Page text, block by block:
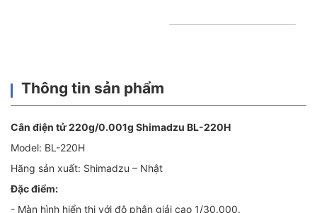
Thông tin sản phẩm
Cân điện tử 220g/0.001g Shimadzu BL-220H
Model: BL-220H
Hãng sản xuất: Shimadzu – Nhật
Đặc điểm:
- Màn hình hiển thị với độ phân giải cao 1/30.000.